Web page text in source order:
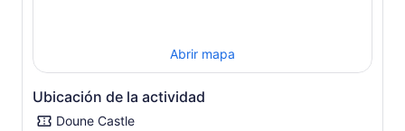
Abrir mapa
Ubicación de la actividad
Doune Castle